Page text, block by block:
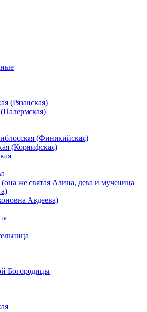
(Рязанская)
(Финикийская)
(Корнифская)
же святая Алина, дева и мученица
Авдеева)
Богородицы